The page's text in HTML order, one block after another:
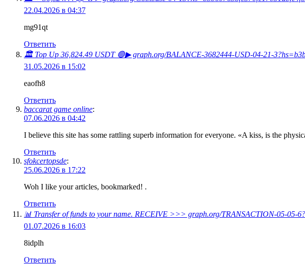
22.04.2026 в 04:37
mg91qt
Ответить
🏛️ Top Up 36,824.49 USDT 🟢▶ graph.org/BALANCE-3682444-USD-04-21-
31.05.2026 в 15:02
eaofh8
Ответить
baccarat game online:
07.06.2026 в 04:42
I believe this site has some rattling superb information for everyone. «A kiss, is the
Ответить
sfokcertopsde:
25.06.2026 в 17:22
Woh I like your articles, bookmarked! .
Ответить
📊 Transfer of funds to your name. RECEIVE >>> graph.org/TRANSACTION-05-05-
01.07.2026 в 16:03
8idplh
Ответить